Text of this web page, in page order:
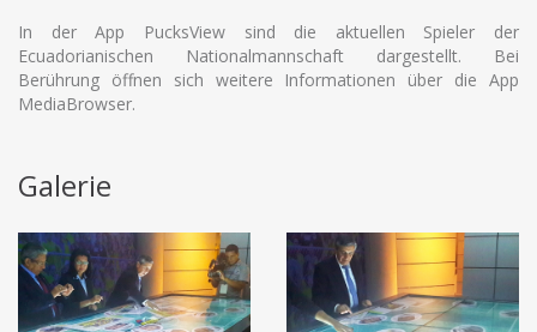
In der App PucksView sind die aktuellen Spieler der
Ecuadorianischen Nationalmannschaft dargestellt. Bei
Berührung öffnen sich weitere Informationen über die App
MediaBrowser.
Galerie